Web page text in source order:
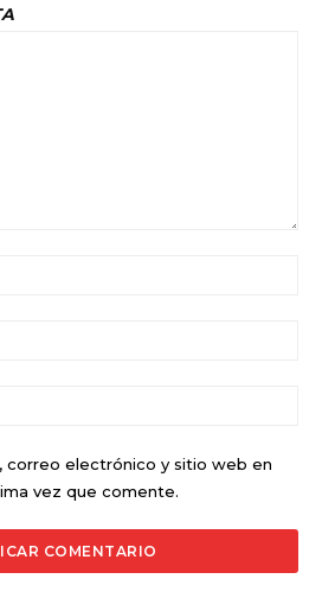
correo electrónico y sitio web en
vez que comente.